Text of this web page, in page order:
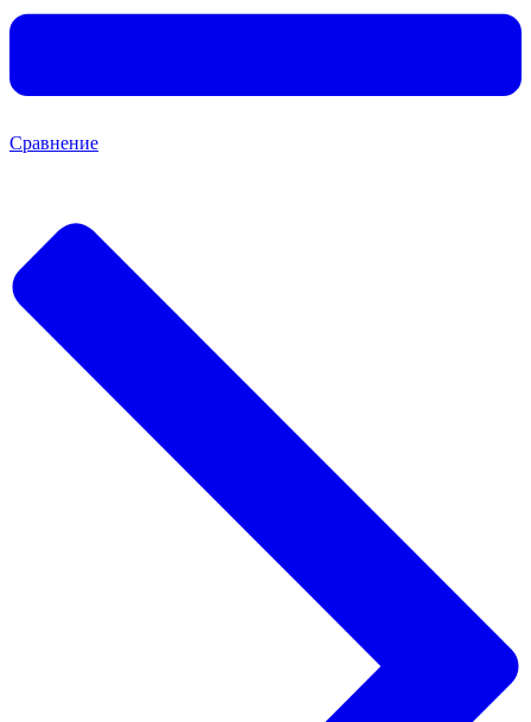
Сравнение